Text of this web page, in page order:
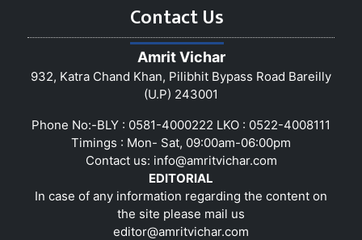
Contact Us
Amrit Vichar
932, Katra Chand Khan, Pilibhit Bypass Road Bareilly
(U.P) 243001
Phone No:-BLY : 0581-4000222 LKO : 0522-4008111
Timings : Mon- Sat, 09:00am-06:00pm
Contact us: info@amritvichar.com
EDITORIAL
In case of any information regarding the content on
the site please mail us
editor@amritvichar.com